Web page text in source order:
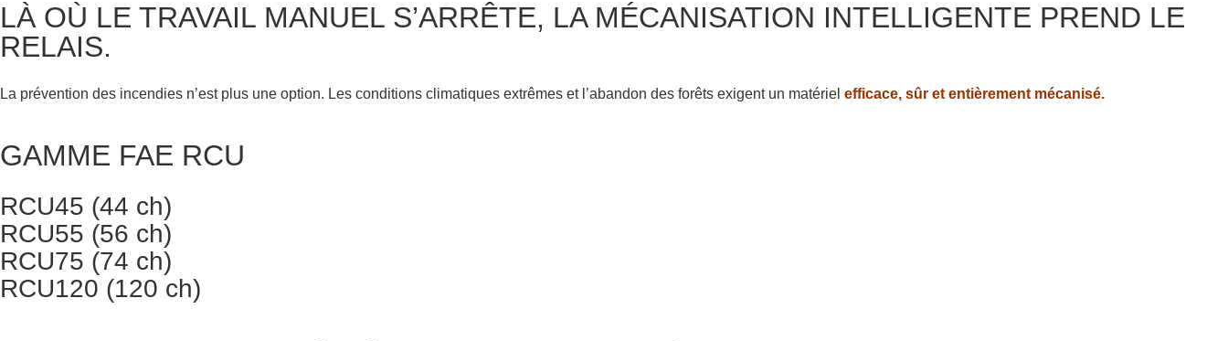
LÀ OÙ LE TRAVAIL MANUEL S’ARRÊTE, LA MÉCANISATION INTELLIGENTE PREND LE
RELAIS.
La prévention des incendies n’est plus une option. Les conditions climatiques extrêmes et l’abandon des forêts exigent un matériel efficace, sûr et entièrement mécanisé.
GAMME FAE RCU
RCU45 (44 ch)
RCU55 (56 ch)
RCU75 (74 ch)
RCU120 (120 ch)